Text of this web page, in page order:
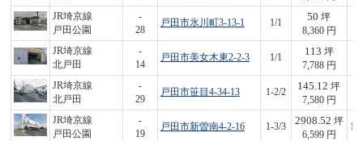
JR埼京線
戸田公園
-
28
戸田市氷川町3-13-1 1/1
50 坪
8,360 円
JR埼京線
北戸田
-
14
戸田市美女木東2-2-3 1/1
113 坪
7,788 円
JR埼京線
北戸田
-
29
戸田市笹目4-34-13 1-2/2
145.12 坪
7,580 円
JR埼京線
戸田公園
-
19
戸田市新曽南4-2-16 1-3/3
2908.52 坪
6,599 円